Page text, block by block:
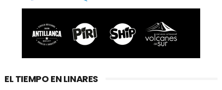
EL TIEMPO EN LINARES